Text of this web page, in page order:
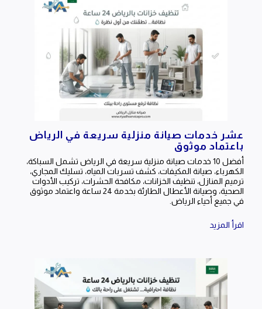
عشر خدمات صيانة منزلية سريعة في الرياض
باعتماد موثوق
أفضل 10 خدمات صيانة منزلية سريعة في الرياض تشمل السباكة،
الكهرباء، صيانة المكيفات، كشف تسربات المياه، تسليك المجاري،
ترميم المنازل، تنظيف الخزانات، مكافحة الحشرات، تركيب الأدوات
الصحية، وصيانة الأعطال الطارئة بخدمة 24 ساعة واعتماد موثوق
في جميع أحياء الرياض.
اقرأ المزيد